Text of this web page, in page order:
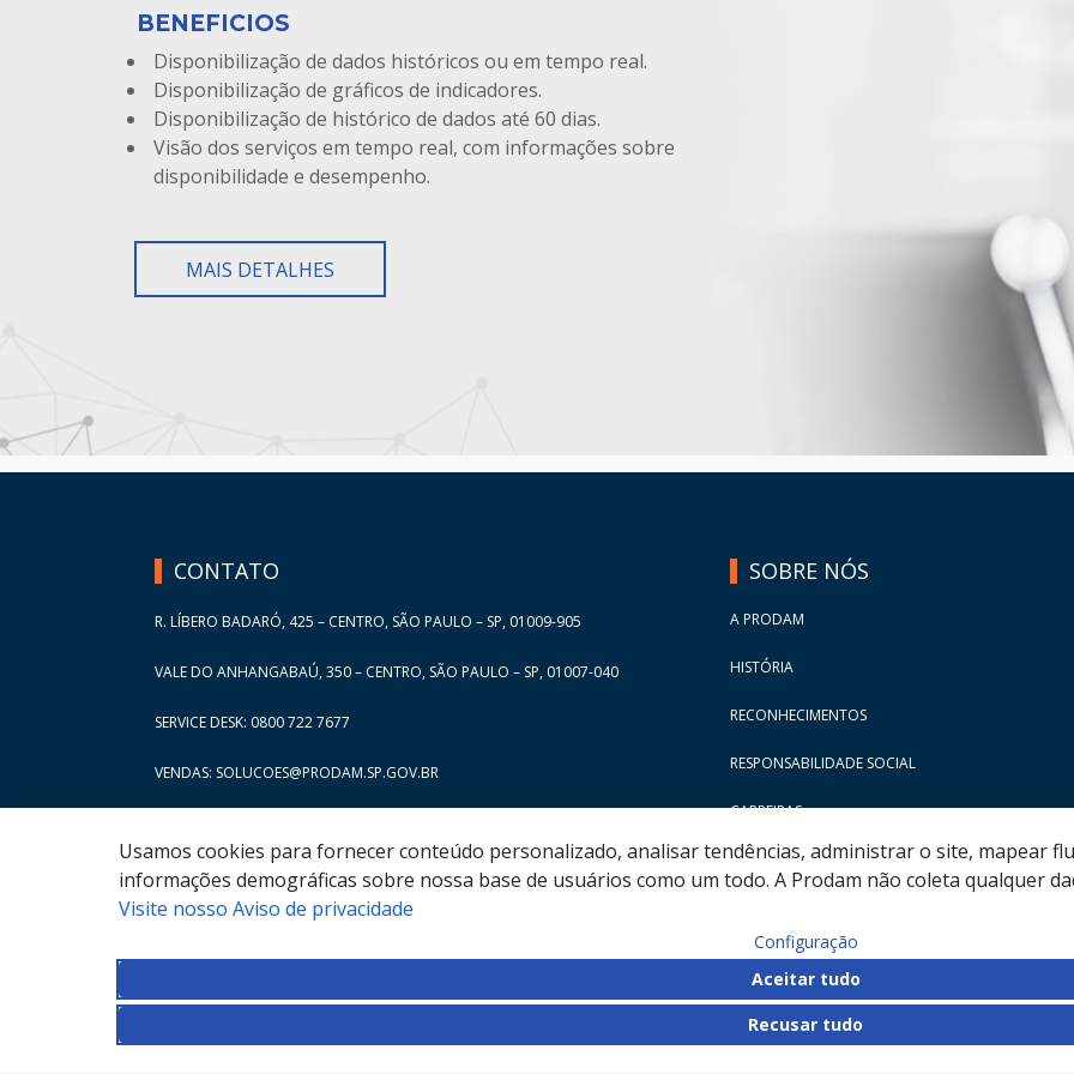
BENEFICIOS
Disponibilização de dados históricos ou em tempo real.
Disponibilização de gráficos de indicadores.
Disponibilização de histórico de dados até 60 dias.
Visão dos serviços em tempo real, com informações sobre
disponibilidade e desempenho.
MAIS DETALHES
CONTATO
R. LÍBERO BADARÓ, 425 – CENTRO, SÃO PAULO – SP, 01009-905
VALE DO ANHANGABAÚ, 350 – CENTRO, SÃO PAULO – SP, 01007-040
SERVICE DESK: 0800 722 7677
VENDAS: SOLUCOES@PRODAM.SP.GOV.BR
SOBRE NÓS
A PRODAM
HISTÓRIA
RECONHECIMENTOS
RESPONSABILIDADE SOCIAL
CARREIRAS
, Empresa de Tecnologia da Informação e Comunicação do
Usamos cookies para fornecer conteúdo personalizado, analisar tendências, administrar o site, mapear
informações demográficas sobre nossa base de usuários como um todo. A Prodam não coleta qualquer
Visite nosso Aviso de privacidade
Configuração
Aceitar tudo
Recusar tudo